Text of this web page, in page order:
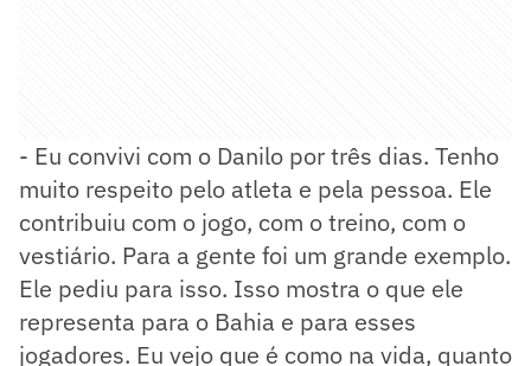
- Eu convivi com o Danilo por três dias. Tenho
muito respeito pelo atleta e pela pessoa. Ele
contribuiu com o jogo, com o treino, com o
vestiário. Para a gente foi um grande exemplo.
Ele pediu para isso. Isso mostra o que ele
representa para o Bahia e para esses
jogadores. Eu vejo que é como na vida, quanto